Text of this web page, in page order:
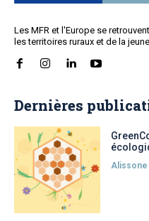
Les MFR et l'Europe se
les territoires ruraux et de la
Dernières
Alissone